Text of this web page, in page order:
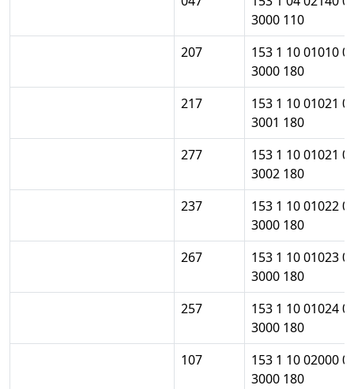
3000 110
207
153 1 10 01010
3000 180
217
153 1 10 01021
3001 180
277
153 1 10 01021
3002 180
237
153 1 10 01022
3000 180
267
153 1 10 01023
3000 180
257
153 1 10 01024
3000 180
107
153 1 10 02000
3000 180